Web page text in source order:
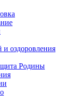
и оздоровления
Родины